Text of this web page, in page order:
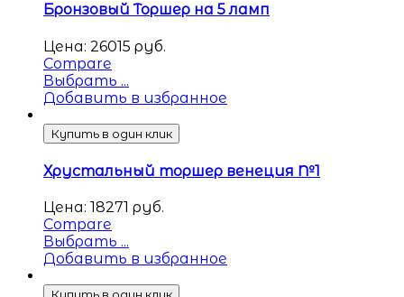
Бронзовый Торшер на 5 ламп
Цена: 26015 руб.
Compare
Выбрать ...
Добавить в избранное
Купить в один клик
Хрустальный торшер венеция №1
Цена: 18271 руб.
Compare
Выбрать ...
Добавить в избранное